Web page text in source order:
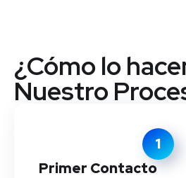
¿Cómo lo
Nuestro
1
Primer Contacto